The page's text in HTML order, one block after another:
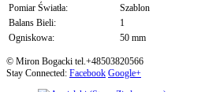
Pomiar Światła:
Szablon
Balans Bieli:
1
Ogniskowa:
50 mm
© Miron Bogacki tel.+48503820566
Stay Connected: Facebook Google+